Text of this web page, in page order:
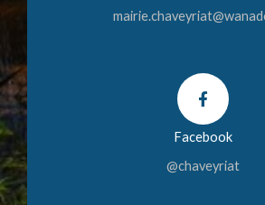
Facebook
@chaveyriat